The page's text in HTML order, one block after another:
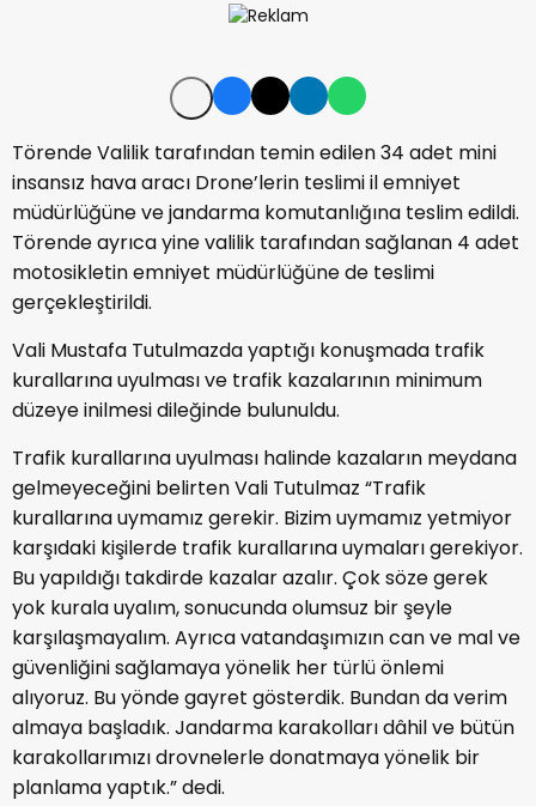
Törende Valilik tarafından temin edilen 34 adet mini
insansız hava aracı Drone’lerin teslimi il emniyet
müdürlüğüne ve jandarma komutanlığına teslim edildi.
Törende ayrıca yine valilik tarafından sağlanan 4 adet
motosikletin emniyet müdürlüğüne de teslimi
gerçekleştirildi.
Vali Mustafa Tutulmazda yaptığı konuşmada trafik
kurallarına uyulması ve trafik kazalarının minimum
düzeye inilmesi dileğinde bulunuldu.
Trafik kurallarına uyulması halinde kazaların meydana
gelmeyeceğini belirten Vali Tutulmaz “Trafik
kurallarına uymamız gerekir. Bizim uymamız yetmiyor
karşıdaki kişilerde trafik kurallarına uymaları gerekiyor.
Bu yapıldığı takdirde kazalar azalır. Çok söze gerek
yok kurala uyalım, sonucunda olumsuz bir şeyle
karşılaşmayalım. Ayrıca vatandaşımızın can ve mal ve
güvenliğini sağlamaya yönelik her türlü önlemi
alıyoruz. Bu yönde gayret gösterdik. Bundan da verim
almaya başladık. Jandarma karakolları dâhil ve bütün
karakollarımızı drovnelerle donatmaya yönelik bir
planlama yaptık.” dedi.